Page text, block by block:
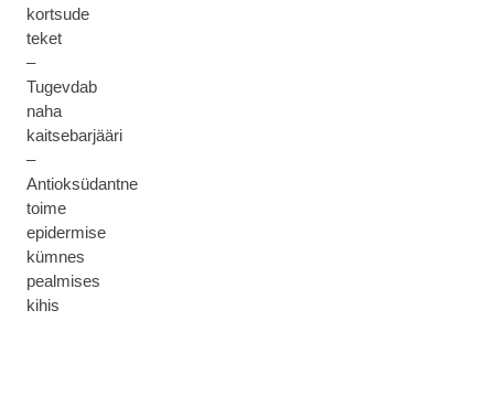
kortsude
teket
–
Tugevdab
naha
kaitsebarjääri
–
Antioksüdantne
toime
epidermise
kümnes
pealmises
kihis